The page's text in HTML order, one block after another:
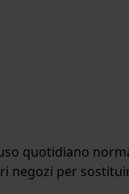
quotidiano
negozi per